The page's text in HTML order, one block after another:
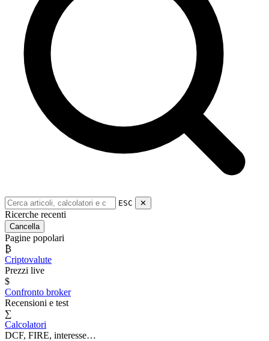
ESC ✕
Ricerche recenti
Cancella
Pagine popolari
₿
Criptovalute
Prezzi live
$
Confronto broker
Recensioni e test
∑
Calcolatori
DCF, FIRE, interesse…